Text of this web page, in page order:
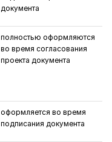
документа
полностью оформляются
во время согласования
проекта документа
оформляется во время
­подписания документа